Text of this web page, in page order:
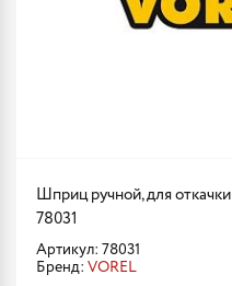
Шприц ручной, для
78031
Артикул: 78031
Бренд: VOREL